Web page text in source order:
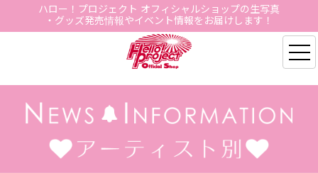
ハロー！プロジェクト オフィシャルショップの生写真
・グッズ発売情報やイベント情報をお届けします！
Hello Project Official